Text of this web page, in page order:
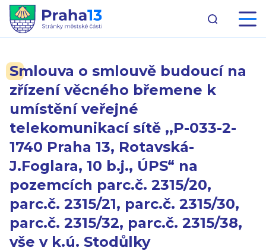
Smlouva o smlouvě budoucí na
zřízení věcného břemene k
umístění veřejné
telekomunikací sítě ,,P-033-2-
1740 Praha 13, Rotavská-
J.Foglara, 10 b.j., ÚPS“ na
pozemcích parc.č. 2315/20,
parc.č. 2315/21, parc.č. 2315/30,
parc.č. 2315/32, parc.č. 2315/38,
vše v k.ú. Stodůlky